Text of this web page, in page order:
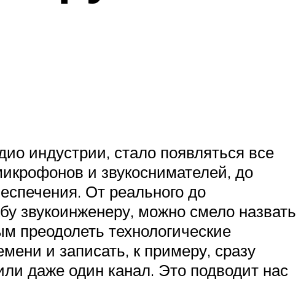
индустрии, стало появляться все
и звукоснимателей, до
От реального до
звукоинженеру, можно смело назвать
технологические
и записать, к примеру, сразу
даже один канал. Это подводит нас